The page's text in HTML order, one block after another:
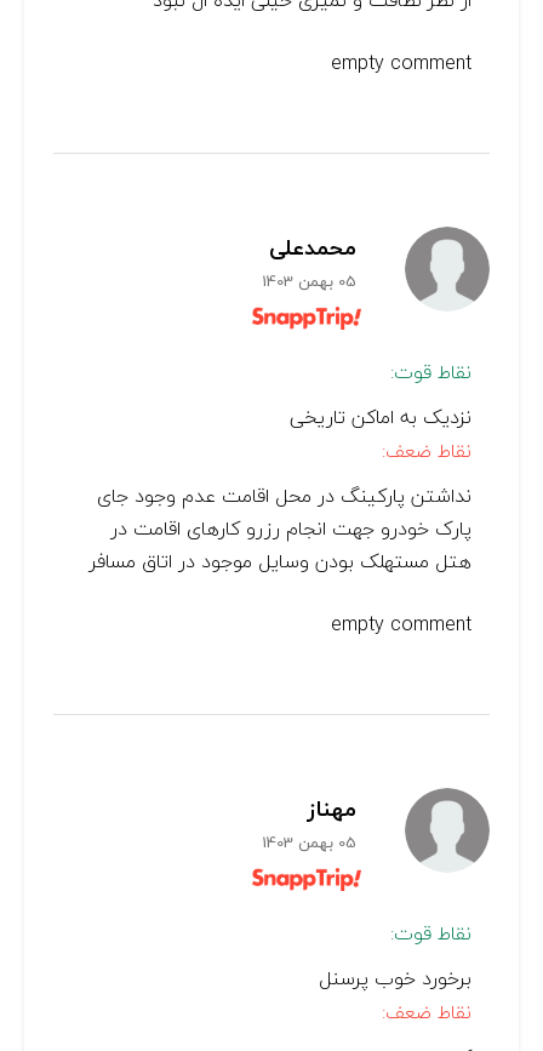
empty comment
محمدعلی
05 بهمن 1403
نقاط قوت:
نزدیک به اماکن تاریخی
نقاط ضعف:
نداشتن پارکینگ در محل اقامت عدم وجود جای
پارک خودرو جهت انجام رزرو کارهای اقامت در
هتل مستهلک بودن وسایل موجود در اتاق مسافر
empty comment
مهناز
05 بهمن 1403
نقاط قوت:
برخورد خوب پرسنل
نقاط ضعف: